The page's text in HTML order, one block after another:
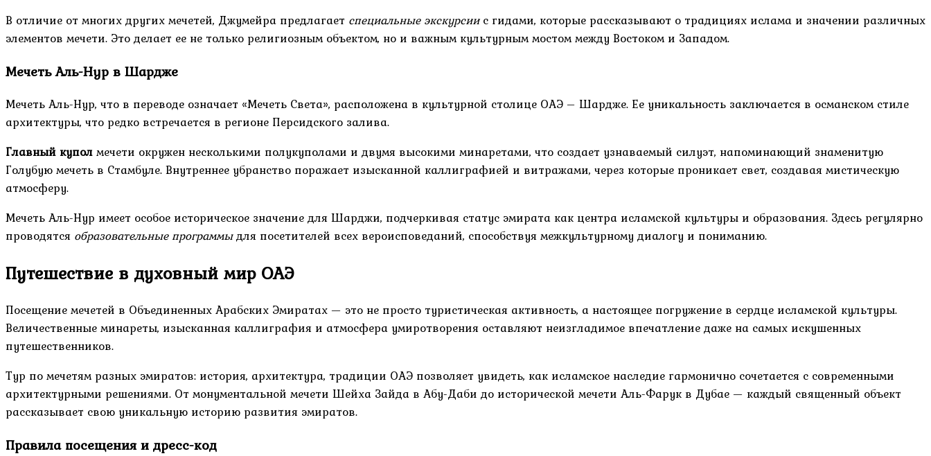
В отличие от многих других мечетей, Джумейра предлагает специальные экскурсиис гидами, которые рассказывают о традициях ислама и значении различных
элементов мечети. Это делает ее не только религиозным объектом, но и важным культурным мостом между Востоком и Западом.
Мечеть Аль-Нур в Шардже
Мечеть Аль-Нур, что в переводе означает «Мечеть Света», расположена в культурной столице ОАЭ – Шардже. Ее уникальность заключается в османском стиле
архитектуры, что редко встречается в регионе Персидского залива.
Главный куполмечети окружен несколькими полукуполами и двумя высокими минаретами, что создает узнаваемый силуэт, напоминающий знаменитую
Голубую мечеть в Стамбуле. Внутреннее убранство поражает изысканной каллиграфией и витражами, через которые проникает свет, создавая мистическую
атмосферу.
Мечеть Аль-Нур имеет особое историческое значение для Шарджи, подчеркивая статус эмирата как центра исламской культуры и образования. Здесь регулярно
проводятся образовательные программыдля посетителей всех вероисповеданий, способствуя межкультурному диалогу и пониманию.
Путешествие в духовный мир ОАЭ
Посещение мечетей в Объединенных Арабских Эмиратах — это не просто туристическая активность, а настоящее погружение в сердце исламской культуры.
Величественные минареты, изысканная каллиграфия и атмосфера умиротворения оставляют неизгладимое впечатление даже на самых искушенных
путешественников.
Тур по мечетям разных эмиратов: история, архитектура, традиции ОАЭ позволяет увидеть, как исламское наследие гармонично сочетается с современными
архитектурными решениями. От монументальной мечети Шейха Зайда в Абу-Даби до исторической мечети Аль-Фарук в Дубае — каждый священный объект
рассказывает свою уникальную историю развития эмиратов.
Правила посещения и дресс-код